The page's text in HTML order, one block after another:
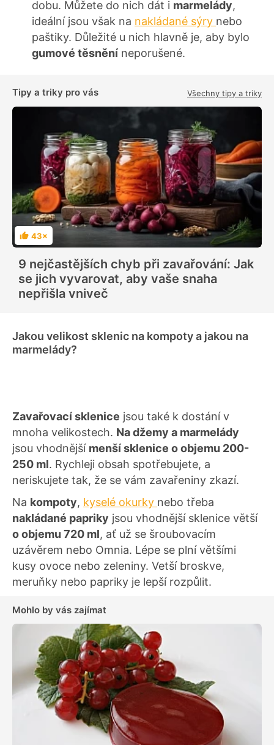
dobu. Můžete do nich dát i marmelády,
ideální jsou však na nakládané sýry nebo
paštiky. Důležité u nich hlavně je, aby bylo
gumové těsnění neporušené.
Tipy a triky pro vás Všechny tipy a triky
H
o
n
o
c
e
n
43×
9 nejčastějších chyb při zavařování: Jak
se jich vyvarovat, aby vaše snaha
nepřišla vniveč
Jakou velikost sklenic na kompoty a jakou na
marmelády?
Zavařovací sklenice jsou také k dostání v
mnoha velikostech. Na džemy a marmelády
jsou vhodnější menší sklenice o objemu 200-
250 ml. Rychleji obsah spotřebujete, a
neriskujete tak, že se vám zavařeniny zkazí.
Na kompoty, kyselé okurky nebo třeba
nakládané papriky jsou vhodnější sklenice větší
o objemu 720 ml, ať už se šroubovacím
uzávěrem nebo Omnia. Lépe se plní většími
kusy ovoce nebo zeleniny. Vetší broskve,
meruňky nebo papriky je lepší rozpůlit.
Mohlo by vás zajímat